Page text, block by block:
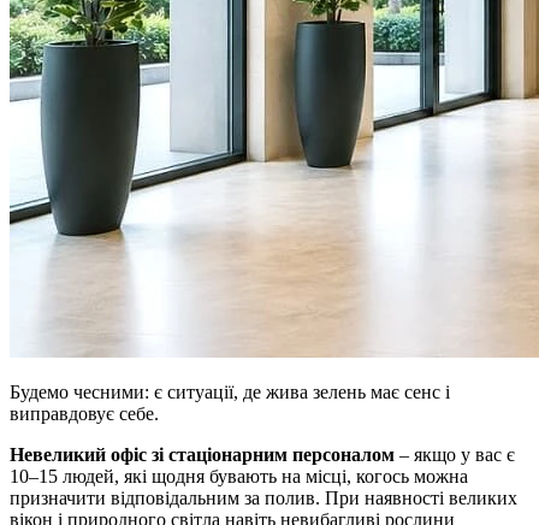
Будемо чесними: є ситуації, де жива зелень має сенс і
виправдовує себе.
Невеликий офіс зі стаціонарним персоналом – якщо у вас є
10–15 людей, які щодня бувають на місці, когось можна
призначити відповідальним за полив. При наявності великих
вікон і природного світла навіть невибагливі рослини